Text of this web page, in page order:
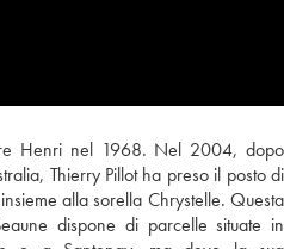
Henri nel 1968. Nel 2004, dopo
Thierry Pillot ha preso il posto di
alla sorella Chrystelle. Questa
dispone di parcelle situate in